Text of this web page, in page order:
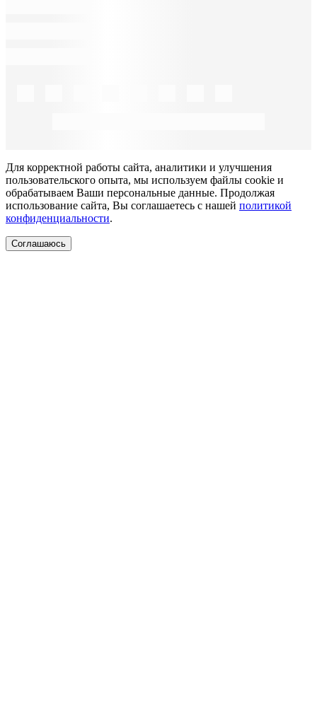
Для корректной работы сайта, аналитики и улучшения
пользовательского опыта, мы используем файлы cookie и
обрабатываем Ваши персональные данные. Продолжая
использование сайта, Вы соглашаетесь с нашей политикой
конфиденциальности.
Соглашаюсь